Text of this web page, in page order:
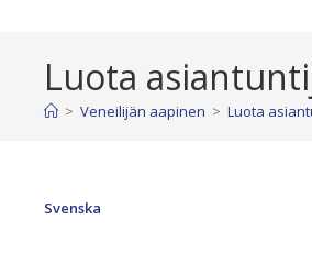
Luota
> Veneilijän aapinen > Luota
Svenska